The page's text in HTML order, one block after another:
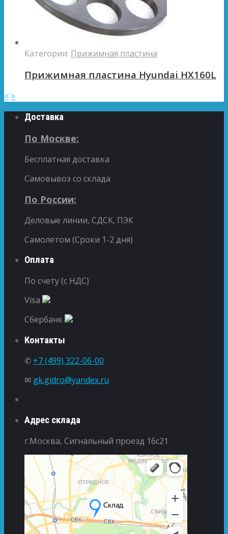
Категории: Прижимная пластина
Прижимная пластина Hyundai HX160L
< >
Доставка
По Москве:
Бесплатная доставка
Самовывоз со склада
По России:
Деловые линии, СДСК, ПЭК
Самолетом (Сроки 1-2 дня)
Оплата
По счету (с НДС)
Visa
Сбербанк
Контакты
✆ +7 (499) 322-06-00
✉ gk.gidro@yandex.ru
Адрес склада
г.Москва, Сигнальный проезд 16с21